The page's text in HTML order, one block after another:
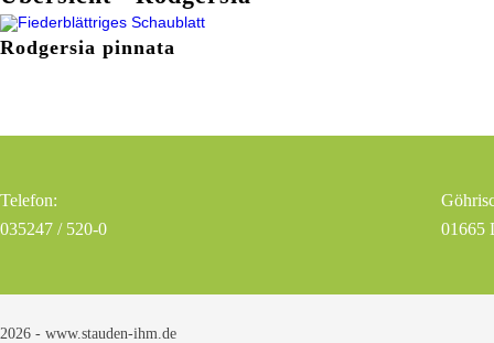
Rodgersia pinnata
Telefon:
035247 / 520-0
01665
2026 - www.stauden-ihm.de